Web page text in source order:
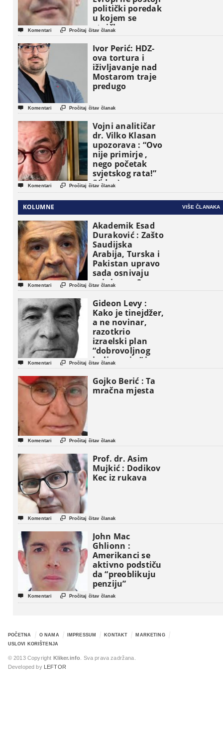
politički poredak
u kojem se
etničke grupe
pojavljuju kao
osnovne
političke jedinice
 Komentari  Pročitaj čitav članak
Ivor Perić: HDZ-
ova tortura i
iživljavanje nad
Mostarom traje
predugo
 Komentari  Pročitaj čitav članak
Vojni analitičar
dr. Vilko Klasan
upozorava : “Ovo
nije primirje ,
nego početak
svjetskog rata!”
(Video)
 Komentari  Pročitaj čitav članak
KOLUMNE VIŠE ČLANAKA
Akademik Esad
Duraković : Zašto
Saudijska
Arabija, Turska i
Pakistan upravo
sada osnivaju
vojni savez?
 Komentari  Pročitaj čitav članak
Gideon Levy :
Kako je tinejdžer,
a ne novinar,
razotkrio
izraelski plan
“dobrovoljnog
iseljavanja ” iz
Gaze
 Komentari  Pročitaj čitav članak
Gojko Berić : Ta
mračna mjesta
 Komentari  Pročitaj čitav članak
Prof. dr. Asim
Mujkić : Dodikov
Kec iz rukava
 Komentari  Pročitaj čitav članak
John Mac
Ghlionn :
Amerikanci se
aktivno podstiču
da “preoblikuju
penziju”
 Komentari  Pročitaj čitav članak
POČETNA O NAMA IMPRESSUM KONTAKT
MARKETING
USLOVI KORIŠTENJA
© 2013 Copyright Kliker.info . Sva prava zadržana.
Developed by
LEFTOR